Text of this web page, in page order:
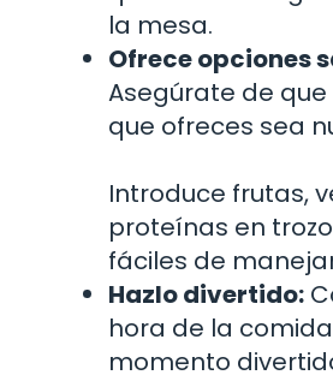
la mesa.
Ofrece opciones
Asegúrate de
que ofreces sea
Introduce frutas,
proteínas en
fáciles de
Hazlo divertido:
hora de la
momento